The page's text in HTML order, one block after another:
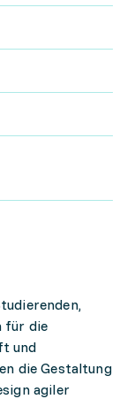
für die
und
die Gestaltung
agiler